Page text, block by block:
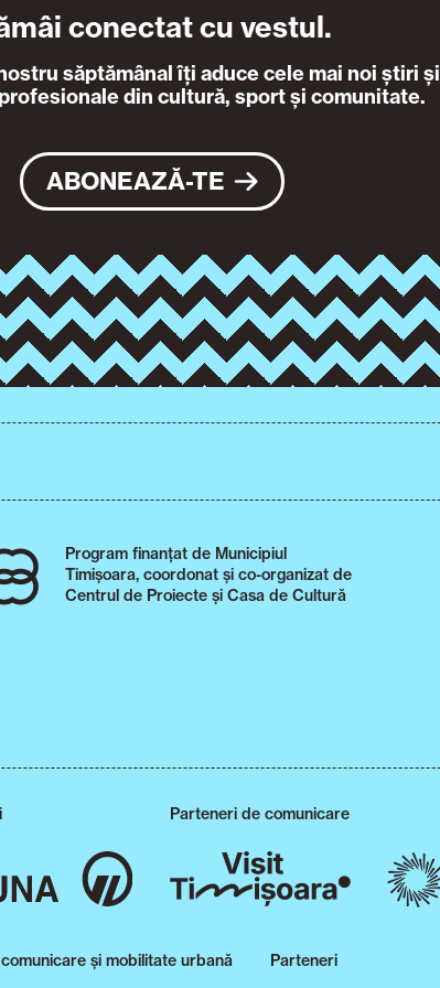
conectat cu vestul.
săptămânal îți aduce cele mai noi știri și
din cultură, sport și comunitate.
ABONEAZĂ-TE
Program finanțat de Municipiul
Timișoara, coordonat și co-organizat de
Centrul de Proiecte și Casa de Cultură
Parteneri de comunicare
și mobilitate urbană Parteneri